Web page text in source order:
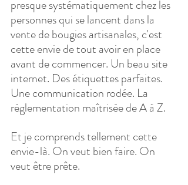
presque systématiquement chez les
personnes qui se lancent dans la
vente de bougies artisanales, c'est
cette envie de tout avoir en place
avant de commencer. Un beau site
internet. Des étiquettes parfaites.
Une communication rodée. La
réglementation maîtrisée de A à Z.
Et je comprends tellement cette
envie-là. On veut bien faire. On
veut être prête.